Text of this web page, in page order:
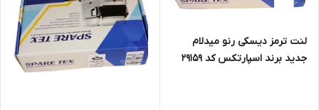
لنت ترمز دیسکی رنو میدلام
جدید برند اسپارتکس کد 29159